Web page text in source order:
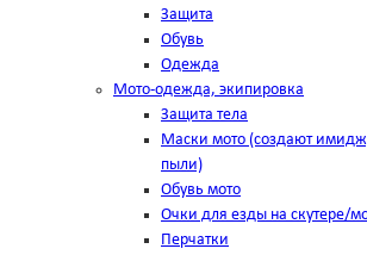
Защита
Обувь
Одежда
Мото-одежда, экипировка
Защита тела
Маски мото (создают
пыли)
Обувь мото
Очки для езды на скутере/
Перчатки